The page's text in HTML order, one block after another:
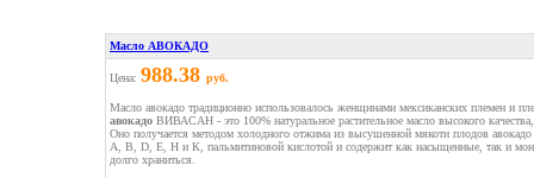
Масло АВОКАДО
Цена: 988.38 руб.
Масло авокадо традиционно использовалось женщинами мексиканских племен и
авокадо ВИВАСАН - это 100% натуральное растительное масло высокого
Оно получается методом холодного отжима из высушенной мякоти плодов
А, В, D, Е, Н и К, пальмитиновой кислотой и содержит как насыщенные, так и
долго храниться.